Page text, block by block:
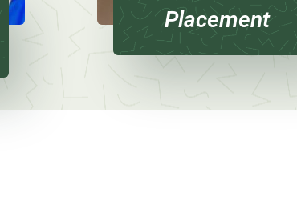
Placement